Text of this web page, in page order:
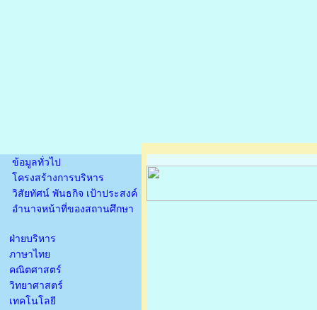
ข้อมูลทั่วไป
โครงสร้างการบริหาร
วิสัยทัศน์ พันธกิจ เป้าประสงค์
อำนาจหน้าที่ของสถานศึกษา
ฝ่ายบริหาร
ภาษาไทย
คณิตศาสตร์
วิทยาศาสตร์
เทคโนโลยี